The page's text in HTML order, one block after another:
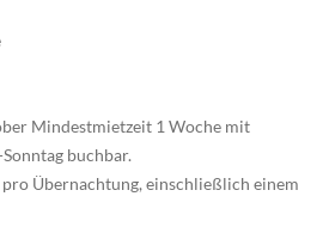
Mindestmietzeit 1 Woche mit
buchbar.
Übernachtung, einschließlich einem